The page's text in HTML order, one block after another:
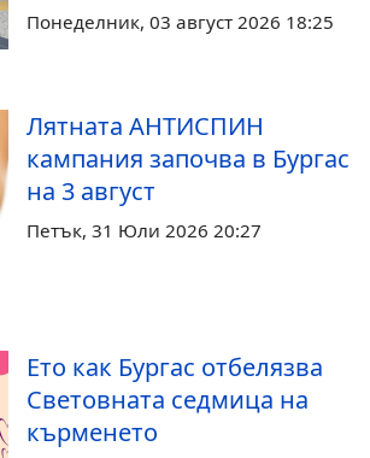
Понеделник, 03 август 2026 18:25
Лятната АНТИСПИН
кампания започва в Бургас
на 3 август
Петък, 31 Юли 2026 20:27
Ето как Бургас отбелязва
Световната седмица на
кърменето